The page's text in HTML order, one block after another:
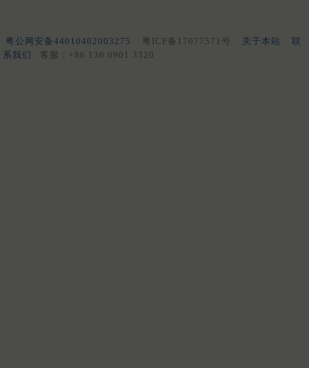
粤公网安备44010402003275 粤ICP备17077571号 关于本站
联
系我们
客服：+86 136 0901 3320